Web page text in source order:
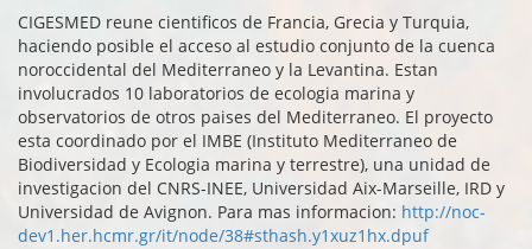
CIGESMED reune cientificos de Francia, Grecia y Turquia,
haciendo posible el acceso al estudio conjunto de la cuenca
noroccidental del Mediterraneo y la Levantina. Estan
involucrados 10 laboratorios de ecologia marina y
observatorios de otros paises del Mediterraneo. El proyecto
esta coordinado por el IMBE (Instituto Mediterraneo de
Biodiversidad y Ecologia marina y terrestre), una unidad de
investigacion del CNRS-INEE, Universidad Aix-Marseille, IRD y
Universidad de Avignon. Para mas informacion: http://noc-
dev1.her.hcmr.gr/it/node/38#sthash.y1xuz1hx.dpuf